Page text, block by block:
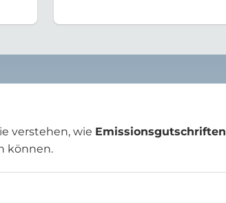
verstehen, wie Emissionsgutschriften
können.